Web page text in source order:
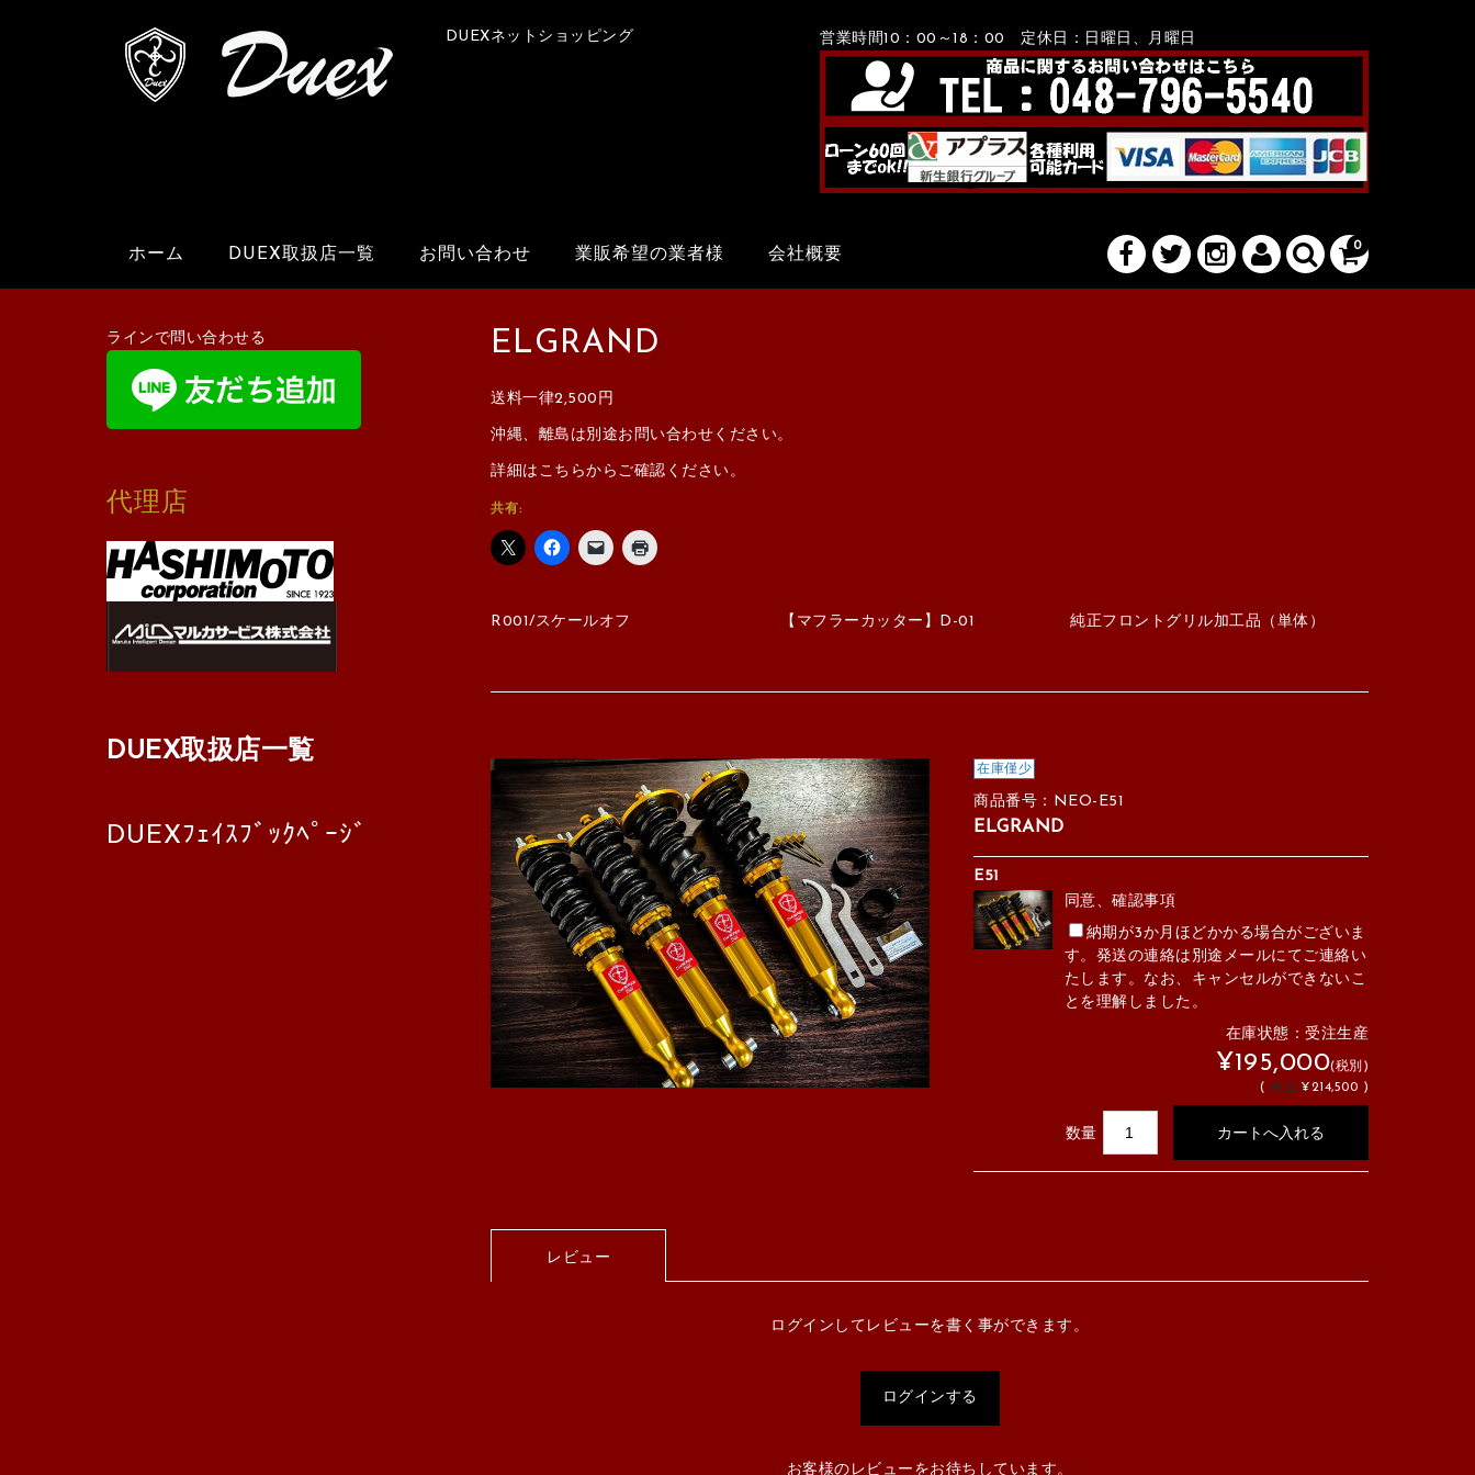
DUEXネットショッピング 営業時間10：00～18：00 定休日：日曜日、月曜日
0
ホーム DUEX取扱店一覧 お問い合わせ 業販希望の業者様 会社概要
ELGRAND
送料一律2,500円
沖縄、離島は別途お問い合わせください。
詳細はこちらからご確認ください。
共有:
R001/スケールオフ 【マフラーカッター】D-01 純正フロントグリル加工品（単体）
在庫僅少
商品番号：NEO-E51
ELGRAND
E51
同意、確認事項
納期が3か月ほどかかる場合がございま
す。発送の連絡は別途メールにてご連絡い
たします。なお、キャンセルができないこ
とを理解しました。
在庫状態：受注生産
¥195,000(税別)
( 税込 ¥214,500 )
数量
レビュー
ログインしてレビューを書く事ができます。
ログインする
お客様のレビューをお待ちしています。
ラインで問い合わせる
代理店
DUEX取扱店一覧
DUEXﾌｪｲｽﾌﾞｯｸﾍﾟｰｼﾞ